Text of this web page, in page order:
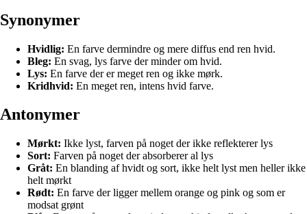
Synonymer
Hvidlig: En farve dermindre og mere diffus end ren hvid.
Bleg: En svag, lys farve der minder om hvid.
Lys: En farve der er meget ren og ikke mørk.
Kridhvid: En meget ren, intens hvid farve.
Antonymer
Mørkt: Ikke lyst, farven på noget der ikke reflekterer lys
Sort: Farven på noget der absorberer al lys
Gråt: En blanding af hvidt og sort, ikke helt lyst men heller ikke
helt mørkt
Rødt: En farve der ligger mellem orange og pink og som er
modsat grønt